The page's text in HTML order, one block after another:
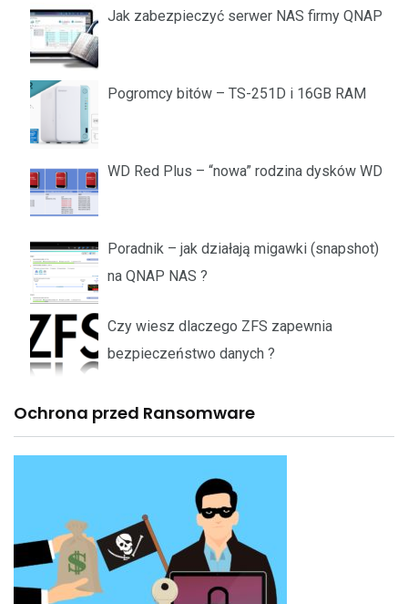
Jak zabezpieczyć serwer NAS firmy QNAP
Pogromcy bitów – TS-251D i 16GB RAM
WD Red Plus – “nowa” rodzina dysków WD
Poradnik – jak działają migawki (snapshot)
na QNAP NAS ?
Czy wiesz dlaczego ZFS zapewnia
bezpieczeństwo danych ?
Ochrona przed Ransomware